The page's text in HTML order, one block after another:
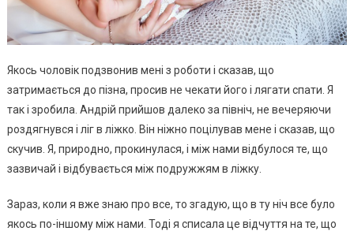
Якось чоловік подзвонив мені з роботи і сказав, що
затримається до пізна, просив не чекати його і лягати спати. Я
так і зробила. Андрій прийшов далеко за північ, не вечеряючи
роздягнувся і ліг в ліжко. Він ніжно поцілував мене і сказав, що
скучив. Я, природно, прокинулася, і між нами відбулося те, що
зазвичай і відбувається між подружжям в ліжку.
Зараз, коли я вже знаю про все, то згадую, що в ту ніч все було
якось по-іншому між нами. Тоді я списала це відчуття на те, що